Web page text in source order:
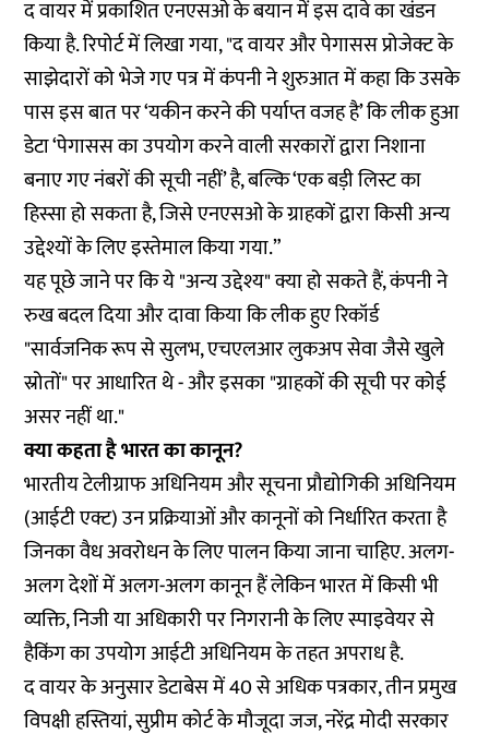
द वायर में प्रकाशित एनएसओ के बयान में इस दावे का खंडन
किया है. रिपोर्ट में लिखा गया, "द वायर और पेगासस प्रोजेक्ट के
साझेदारों को भेजे गए पत्र में कंपनी ने शुरुआत में कहा कि उसके
पास इस बात पर ‘यकीन करने की पर्याप्त वजह है’ कि लीक हुआ
डेटा ‘पेगासस का उपयोग करने वाली सरकारों द्वारा निशाना
बनाए गए नंबरों की सूची नहीं’ है, बल्कि ‘एक बड़ी लिस्ट का
हिस्सा हो सकता है, जिसे एनएसओ के ग्राहकों द्वारा किसी अन्य
उद्देश्यों के लिए इस्तेमाल किया गया.”
यह पूछे जाने पर कि ये "अन्य उद्देश्य" क्या हो सकते हैं, कंपनी ने
रुख बदल दिया और दावा किया कि लीक हुए रिकॉर्ड
"सार्वजनिक रूप से सुलभ, एचएलआर लुकअप सेवा जैसे खुले
स्रोतों" पर आधारित थे - और इसका "ग्राहकों की सूची पर कोई
असर नहीं था."
क्या कहता है भारत का कानून?
भारतीय टेलीग्राफ अधिनियम और सूचना प्रौद्योगिकी अधिनियम
(आईटी एक्ट) उन प्रक्रियाओं और कानूनों को निर्धारित करता है
जिनका वैध अवरोधन के लिए पालन किया जाना चाहिए. अलग-
अलग देशों में अलग-अलग कानून हैं लेकिन भारत में किसी भी
व्यक्ति, निजी या अधिकारी पर निगरानी के लिए स्पाइवेयर से
हैकिंग का उपयोग आईटी अधिनियम के तहत अपराध है.
द वायरके अनुसार डेटाबेस में 40 से अधिक पत्रकार, तीन प्रमुख
विपक्षी हस्तियां, सुप्रीम कोर्ट के मौजूदा जज, नरेंद्र मोदी सरकार